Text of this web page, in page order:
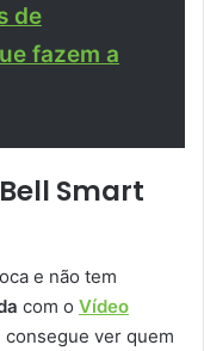
de
fazem a
Smart
e não tem
com o Vídeo
consegue ver quem